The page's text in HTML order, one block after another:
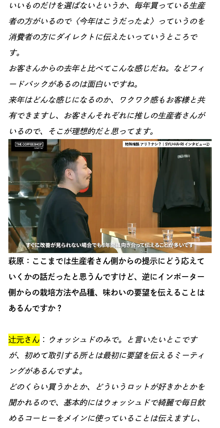
いいものだけを選ばないというか、毎年買っている生産
者の方がいるので〈今年はこうだったよ〉っていうのを
消費者の方にダイレクトに伝えたいっていうところで
す。
お客さんからの去年と比べてこんな感じだね。などフィ
ードバックがあるのは面白いですね。
来年はどんな感じになるのか、ワクワク感もお客様と共
有できますし、お客さんそれぞれに推しの生産者さんが
いるので、そこが理想的だと思ってます。
萩原：ここまでは生産者さん側からの提示にどう応えて
いくかの話だったと思うんですけど、逆にインポーター
側からの栽培方法や品種、味わいの要望を伝えることは
あるんですか？
辻元さん ： ウォッシュドのみで。と言いたいとこです
が、初めて取引する所とは最初に要望を伝えるミーティ
ングがあるんですよ。
どのくらい買うかとか、どういうロットが好きかとかを
聞かれるので、基本的にはウォッシュドで綺麗で毎日飲
めるコーヒーをメインに使っていることは伝えますし、